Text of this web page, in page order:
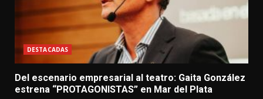
DESTACADAS
Del escenario empresarial al teatro: Gaita González
estrena “PROTAGONISTAS” en Mar del Plata